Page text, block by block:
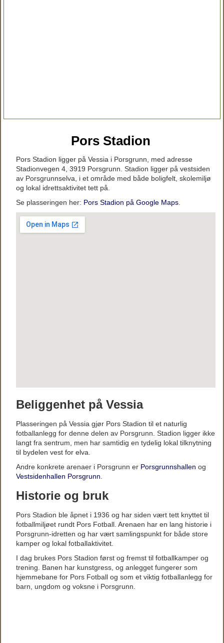
Pors Stadion
Pors Stadion ligger på Vessia i Porsgrunn, med adresse
Stadionvegen 4, 3919 Porsgrunn. Stadion ligger på vestsiden
av Porsgrunnselva, i et område med både boligfelt, skolemiljø
og lokal idrettsaktivitet tett på.
Se plasseringen her: Pors Stadion på Google Maps
Beliggenhet på Vessia
Plasseringen på Vessia gjør Pors Stadion til et naturlig
fotballanlegg for denne delen av Porsgrunn. Stadion ligger ikke
langt fra sentrum, men har samtidig en tydelig lokal tilknytning
til bydelen vest for elva.
Andre konkrete arenaer i Porsgrunn er Porsgrunnshallen og
Vestsidenhallen Porsgrunn
Historie og bruk
Pors Stadion ble åpnet i 1936 og har siden vært tett knyttet til
fotballmiljøet rundt Pors Fotball. Arenaen har en lang historie i
Porsgrunn-idretten og har vært samlingspunkt for både store
kamper og lokal fotballaktivitet.
I dag brukes Pors Stadion først og fremst til fotballkamper og
trening. Banen har kunstgress, og anlegget fungerer som
hjemmebane for Pors Fotball og som et viktig fotballanlegg for
barn, ungdom og voksne i Porsgrunn.